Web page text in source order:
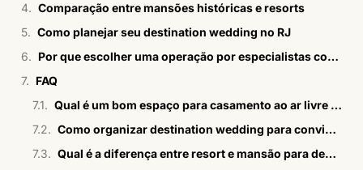
Comparação entre mansões históricas e resorts
Como planejar seu destination wedding no RJ
Por que escolher uma operação por especialistas como a Bisutti
FAQ
Qual é um bom espaço para casamento ao ar livre no RJ?
Como organizar destination wedding para convidados estrangeiros no Rio?
Qual é a diferença entre resort e mansão para destination wedding?